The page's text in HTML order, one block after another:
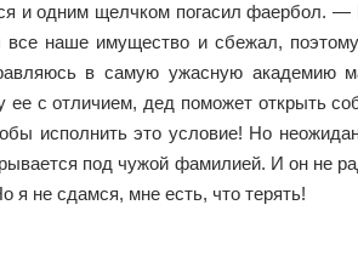
и одним щелчком погасил фаербол. —
наше имущество и сбежал,
в самую ужасную академию
с отличием, дед поможет открыть
исполнить это условие! Но
под чужой фамилией. И он не
я не сдамся, мне есть, что терять!